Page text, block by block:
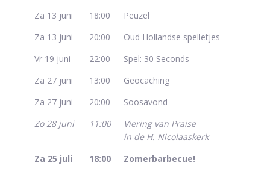
Za 13 juni
18:00
Peuzel
Za 13 juni
20:00
Oud Hollandse spelletjes
Vr 19 juni
22:00
Spel: 30 Seconds
Za 27 juni
13:00
Geocaching
Za 27 juni
20:00
Soosavond
Zo 28 juni
11:00
Viering van Praise
in de H. Nicolaaskerk
Za 25 juli
18:00 Zomerbarbecue!